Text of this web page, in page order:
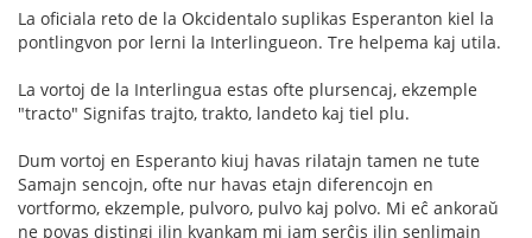
La oficiala reto de la Okcidentalo suplikas Esperanton kiel la
pontlingvon por lerni la Interlingueon. Tre helpema kaj utila.
La vortoj de la Interlingua estas ofte plursencaj, ekzemple
"tracto" Signifas trajto, trakto, landeto kaj tiel plu.
Dum vortoj en Esperanto kiuj havas rilatajn tamen ne tute
Samajn sencojn, ofte nur havas etajn diferencojn en
vortformo, ekzemple, pulvoro, pulvo kaj polvo. Mi eĉ ankoraŭ
ne povas distingi ilin kvankam mi jam serĉis ilin senlimajn